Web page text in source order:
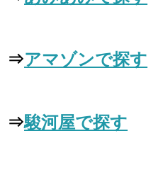
⇒アマゾンで探す
⇒駿河屋で探す